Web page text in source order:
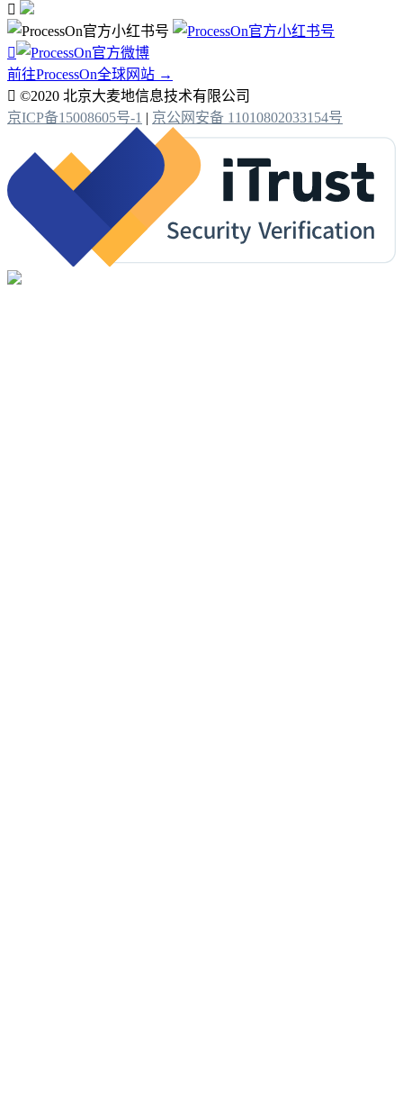


前往ProcessOn全球网站 →
 ©2020 北京大麦地信息技术有限公司
京ICP备15008605号-1 | 京公网安备 11010802033154号